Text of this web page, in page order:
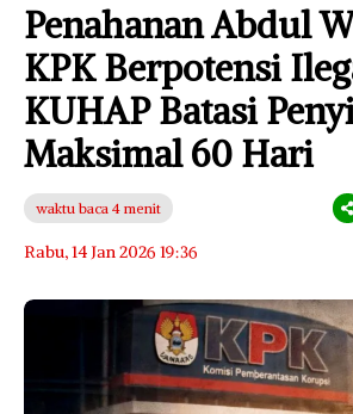
Penahanan Abdul
KPK Berpotensi
KUHAP Batasi
Maksimal 60 Hari
waktu baca 4 menit
Rabu, 14 Jan 2026 19:36